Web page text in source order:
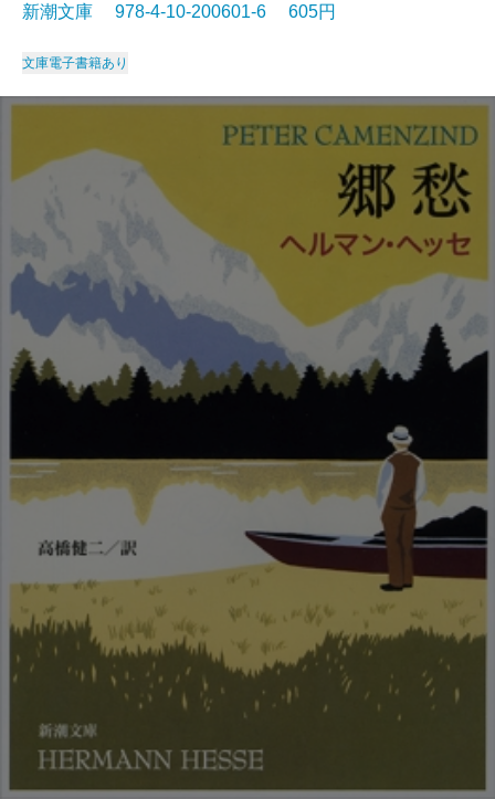
新潮文庫 978-4-10-200601-6 605円
文庫電子書籍あり